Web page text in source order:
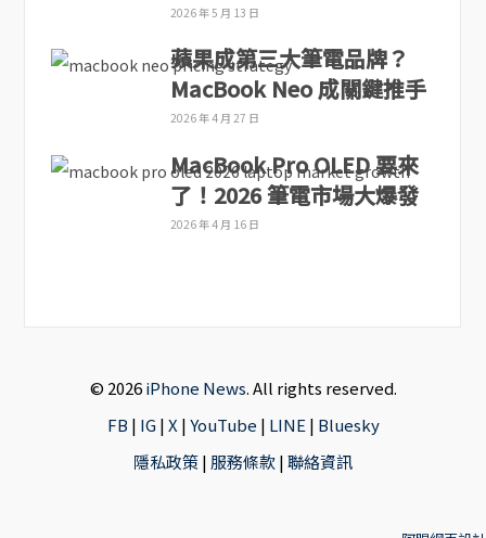
2026 年 5 月 13 日
蘋果成第三大筆電品牌？
MacBook Neo 成關鍵推手
2026 年 4 月 27 日
MacBook Pro OLED 要來
了！2026 筆電市場大爆發
2026 年 4 月 16 日
© 2026iPhone News. All rights reserved.
FB | IG|X|YouTube | LINE| Bluesky
隱私政策|服務條款|聯絡資訊